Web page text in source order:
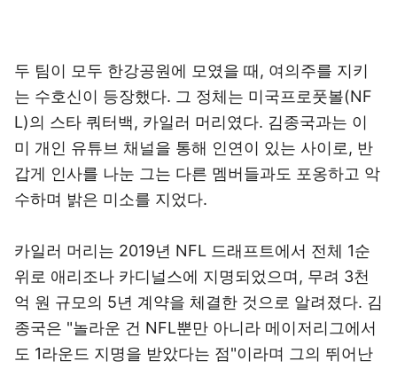
두 팀이 모두 한강공원에 모였을 때, 여의주를 지키
는 수호신이 등장했다. 그 정체는 미국프로풋볼(NF
L)의 스타 쿼터백, 카일러 머리였다. 김종국과는 이
미 개인 유튜브 채널을 통해 인연이 있는 사이로, 반
갑게 인사를 나눈 그는 다른 멤버들과도 포옹하고 악
수하며 밝은 미소를 지었다.
카일러 머리는 2019년 NFL 드래프트에서 전체 1순
위로 애리조나 카디널스에 지명되었으며, 무려 3천
억 원 규모의 5년 계약을 체결한 것으로 알려졌다. 김
종국은 "놀라운 건 NFL뿐만 아니라 메이저리그에서
도 1라운드 지명을 받았다는 점"이라며 그의 뛰어난